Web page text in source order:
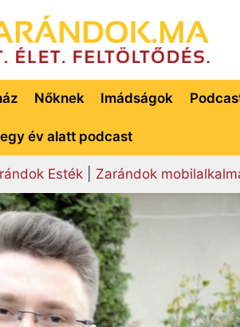
Nőknek Imádságok
év alatt podcast
Esték| Zarándok